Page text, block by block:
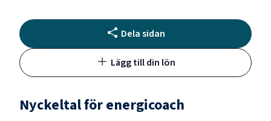
Dela sidan
Lägg till din lön
Nyckeltal förenergicoach